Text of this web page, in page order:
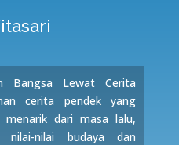
Bangsa Lewat Cerita
cerita pendek yang
menarik dari masa lalu,
nilai-nilai budaya dan